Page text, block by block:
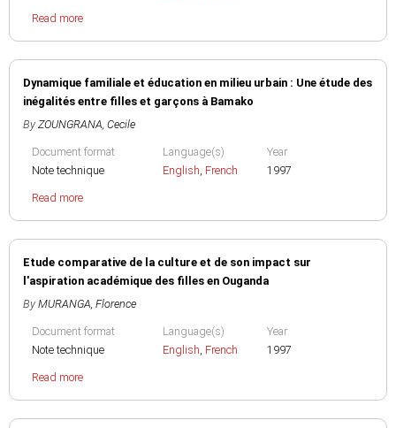
Read more
Dynamique familiale et éducation en milieu urbain : Une étude des
inégalités entre filles et garçons à Bamako
By ZOUNGRANA, Cecile
Document format
Note technique
Language(s)
English, French
Year
1997
Read more
Etude comparative de la culture et de son impact sur
l'aspiration académique des filles en Ouganda
By MURANGA, Florence
Document format
Note technique
Language(s)
English, French
Year
1997
Read more